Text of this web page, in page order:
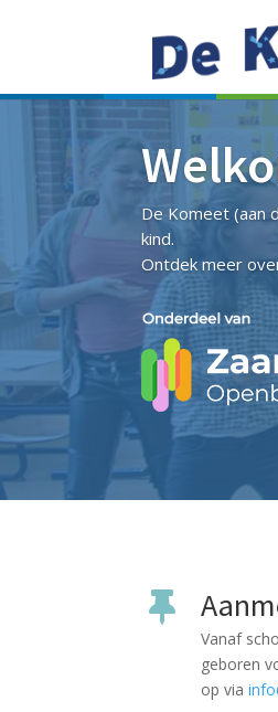
De Komeet (aan
kind.
Ontdek meer

Vanaf
geboren
op via